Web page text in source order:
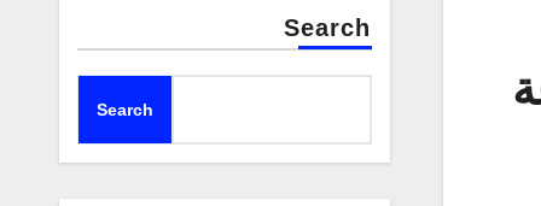
Search
Search